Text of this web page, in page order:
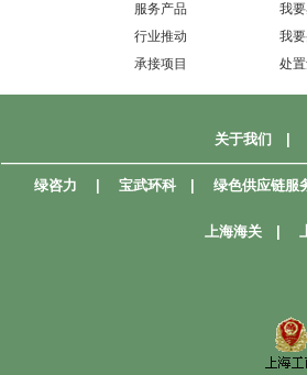
服务产品
行业推动
承接项目
我
我
处
关于我们
绿咨力
宝武环科 绿色供应链服
上海海关